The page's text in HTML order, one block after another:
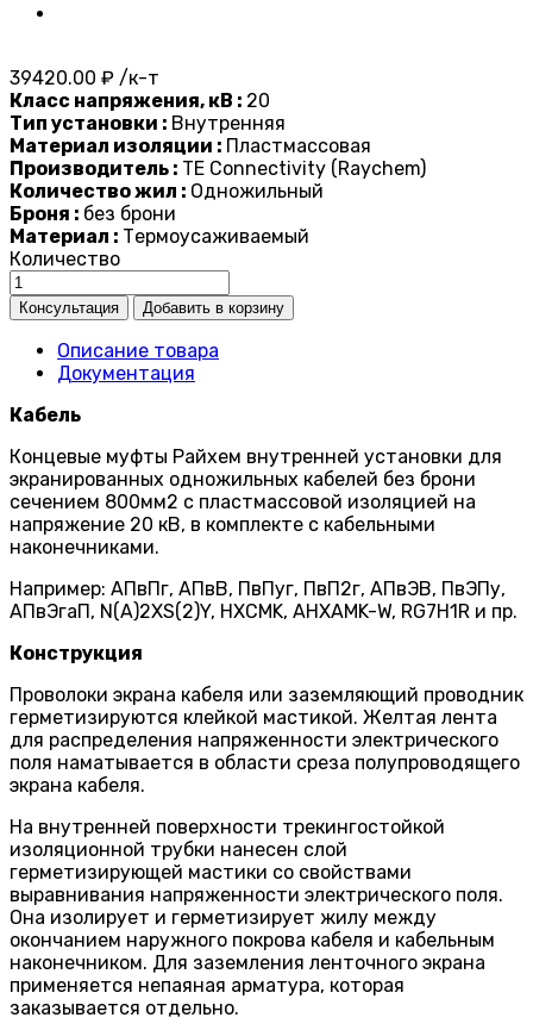
39420.00 ₽ /к-т
Класс напряжения, кВ : 20
Тип установки : Внутренняя
Материал изоляции : Пластмассовая
Производитель : TE Connectivity (Raychem)
Количество жил : Одножильный
Броня : без брони
Материал : Термоусаживаемый
Количество
Описание товара
Документация
Кабель
Концевые муфты Райхем внутренней установки для
экранированных одножильных кабелей без брони
сечением 800мм2 с пластмассовой изоляцией на
напряжение 20 кВ, в комплекте с кабельными
наконечниками.
Например: АПвПг, АПвВ, ПвПуг, ПвП2г, АПвЭВ, ПвЭПу,
АПвЭгаП, N(A)2XS(2)Y, HXCMK, AHXAMK-W, RG7H1R и пр.
Конструкция
Проволоки экрана кабеля или заземляющий проводник
герметизируются клейкой мастикой. Желтая лента
для распределения напряженности электрического
поля наматывается в области среза полупроводящего
экрана кабеля.
На внутренней поверхности трекингостойкой
изоляционной трубки нанесен слой
герметизирующей мастики со свойствами
выравнивания напряженности электрического поля.
Она изолирует и герметизирует жилу между
окончанием наружного покрова кабеля и кабельным
наконечником. Для заземления ленточного экрана
применяется непаяная арматура, которая
заказывается отдельно.